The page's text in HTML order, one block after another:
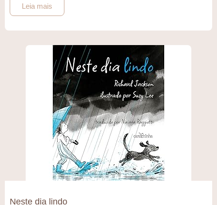
Leia mais
Neste dia lindo